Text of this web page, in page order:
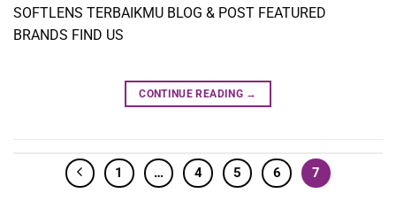
SOFTLENS TERBAIKMU BLOG & POST FEATURED
BRANDS FIND US
CONTINUE READING →
1 … 4 5 6 7